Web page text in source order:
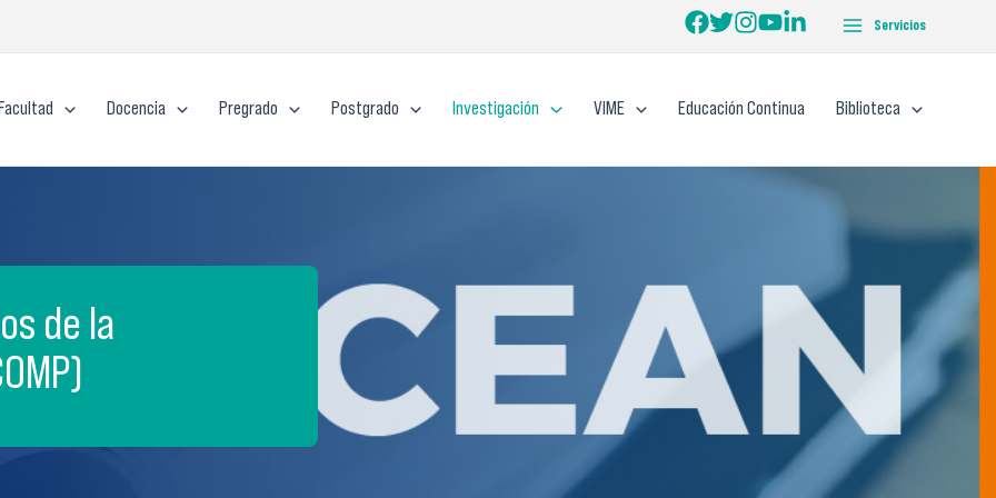
Servicios
Docencia Pregrado Postgrado Investigación VIME Educación Continua Biblioteca
de la